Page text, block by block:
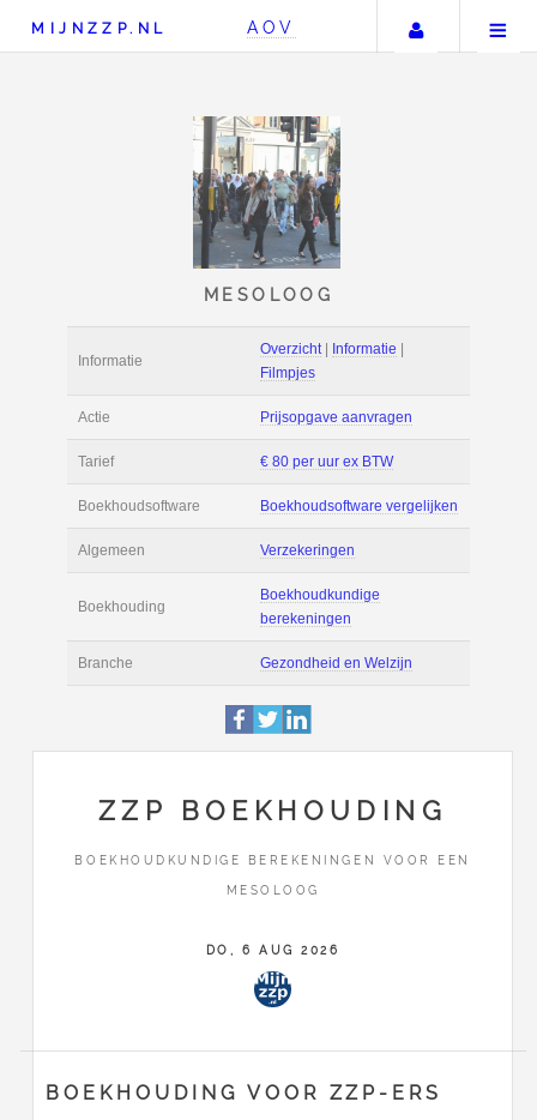
MIJNZZP.NL AOV Uw
MESOLOOG
Informatie
Filmpjes
Tarief € 80 per uur ex
Boekhoudsoftware
Boekhoudkundige
berekeningen
ZZP BOEKHOUDING
BOEKHOUDKUNDIGE BEREKENINGEN VOOR EEN
MESOLOOG
DO, 6 AUG 2026
BOEKHOUDING VOOR ZZP-ERS